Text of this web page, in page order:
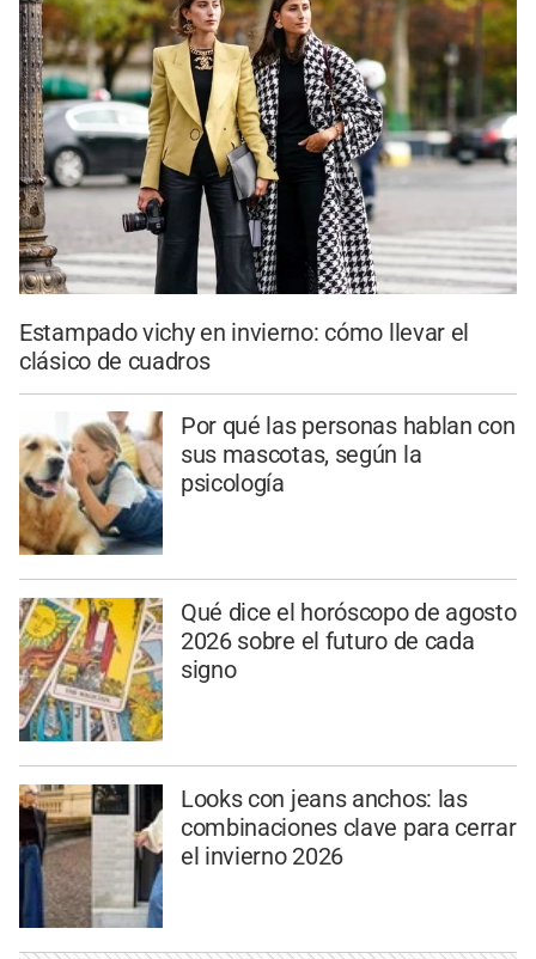
Estampado vichy en invierno: cómo llevar el
clásico de cuadros
Por qué las personas hablan con
sus mascotas, según la
psicología
Qué dice el horóscopo de agosto
2026 sobre el futuro de cada
signo
Looks con jeans anchos: las
combinaciones clave para cerrar
el invierno 2026